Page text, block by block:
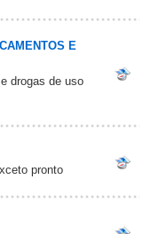
E
drogas de uso
pronto